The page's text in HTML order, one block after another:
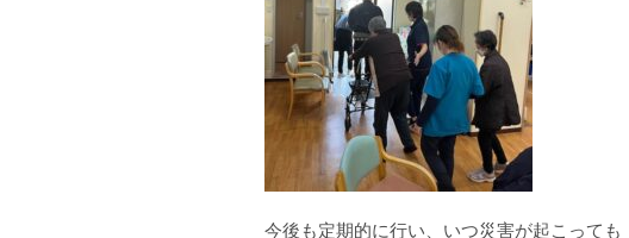
今後も定期的に行い、いつ災害が起こっても